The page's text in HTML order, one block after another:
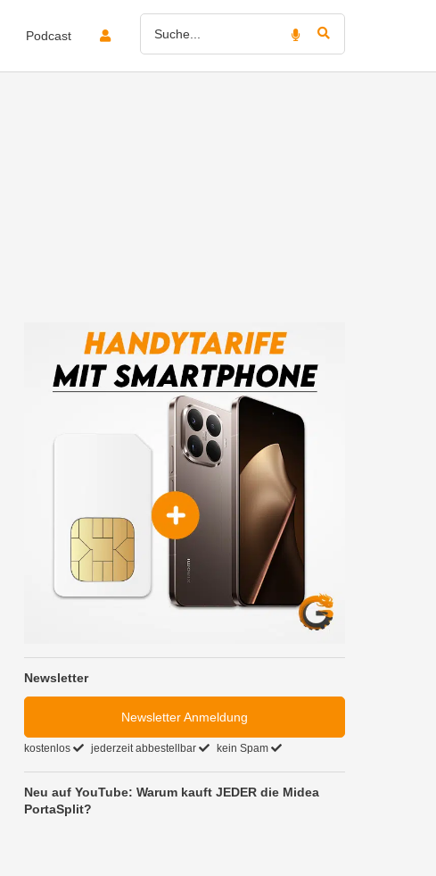
Podcast
Newsletter
Newsletter Anmeldung
kostenlos jederzeit abbestellbar kein Spam
Neu auf YouTube: Warum kauft JEDER die Midea
PortaSplit?